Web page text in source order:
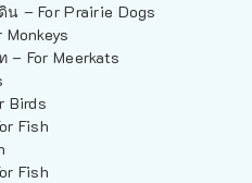
น – For Prairie Dogs
– For Meerkats
Birds
Fish
Fish